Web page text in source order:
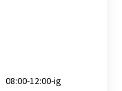
08:00-12:00-ig